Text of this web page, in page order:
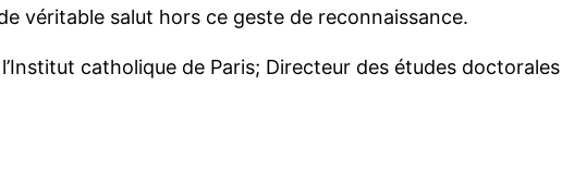
véritable salut hors ce geste de reconnaissance.
catholique de Paris; Directeur des études